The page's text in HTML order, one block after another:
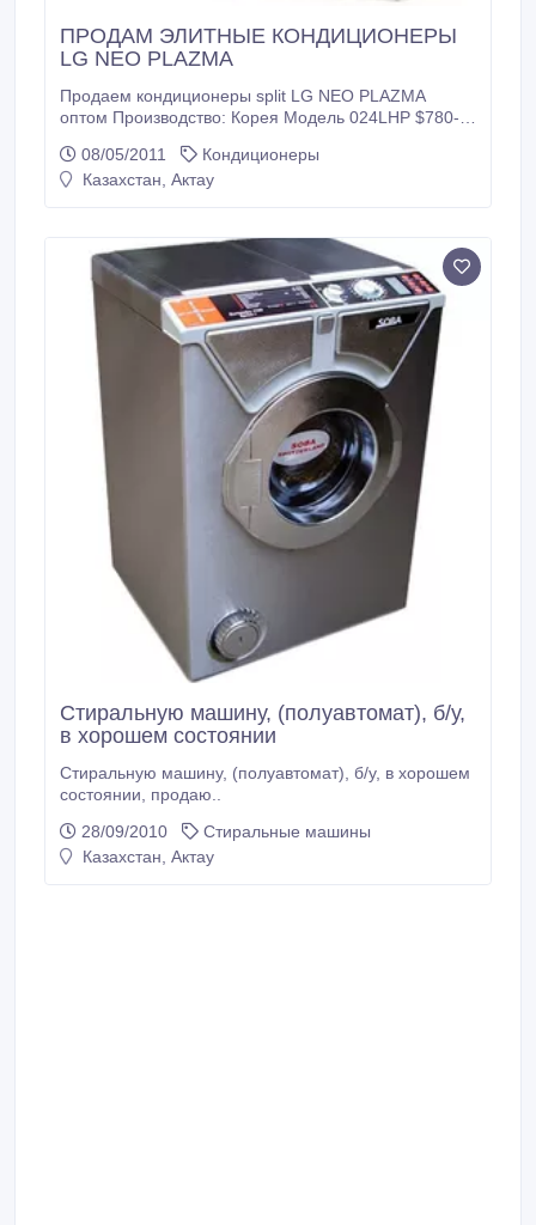
ПРОДАМ ЭЛИТНЫЕ КОНДИЦИОНЕРЫ
LG NEO PLAZMA
Продаем кондиционеры split LG NEO PLAZMA
оптом Производство: Корея Модель 024LHP $780-
долл В розницу 024LHP 142 000 тенге 09LHP - 75
500 тенге 03LHP- 300 000 тенге Товар в Алматы.
площадью до 70 кв.
08/05/2011
Кондиционеры
Казахстан, Актау
Стиральную машину, (полуавтомат), б/у,
в хорошем состоянии
Стиральную машину, (полуавтомат), б/у, в хорошем
состоянии, продаю..
28/09/2010
Стиральные машины
Казахстан, Актау